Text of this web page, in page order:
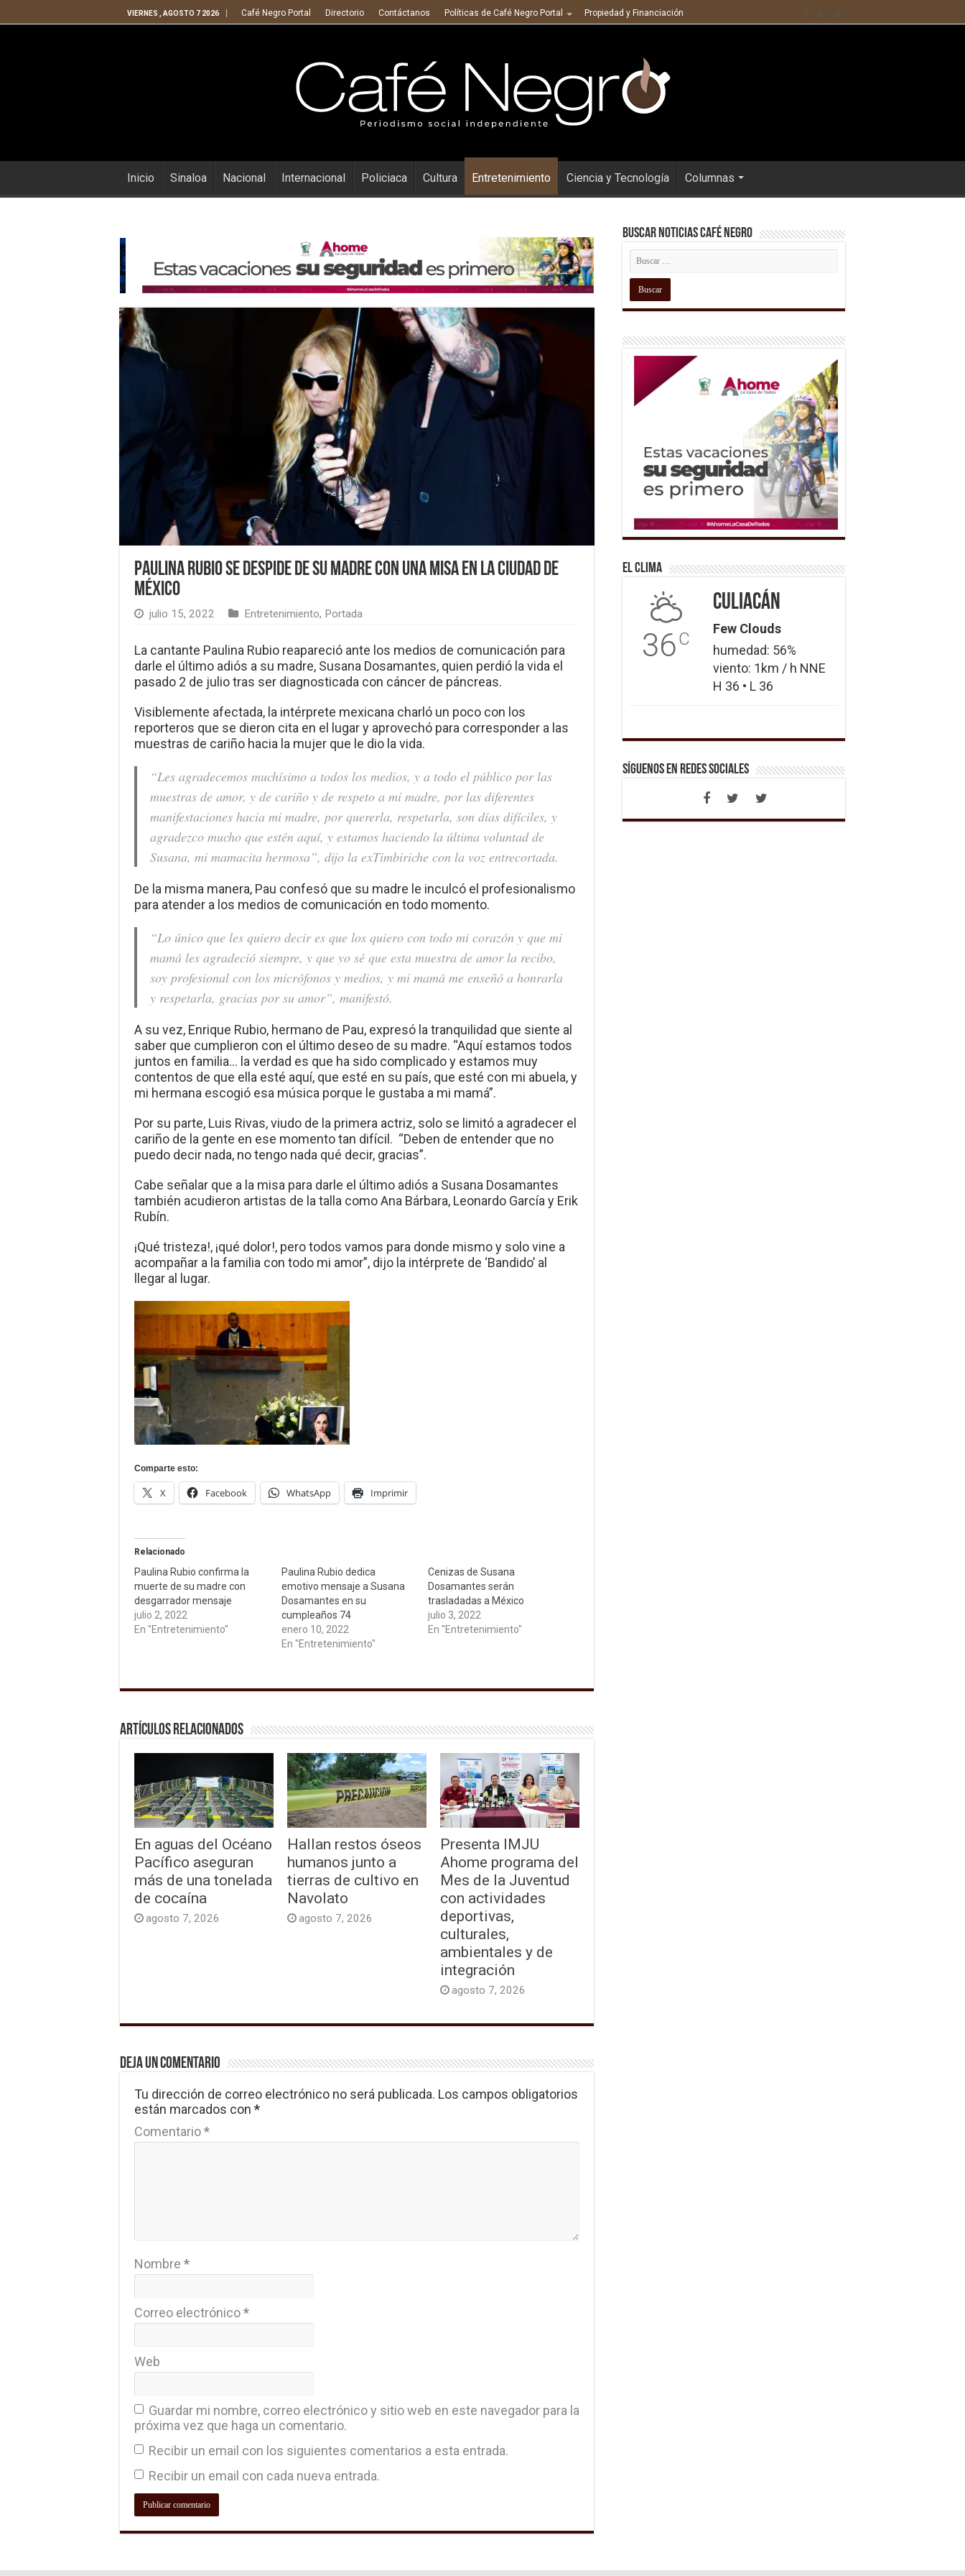
VIERNES , AGOSTO 7 2026 Café Negro Portal Directorio Contáctanos Políticas de Café Negro Portal Propiedad y Financiación
Inicio Sinaloa Nacional Internacional Policiaca Cultura Entretenimiento Ciencia y Tecnología Columnas
Paulina Rubio se despide de su madre con una misa en la Ciudad de
México
julio 15, 2022 Entretenimiento, Portada
La cantante Paulina Rubio reapareció ante los medios de comunicación para
darle el último adiós a su madre, Susana Dosamantes, quien perdió la vida el
pasado 2 de julio tras ser diagnosticada con cáncer de páncreas.
Visiblemente afectada, la intérprete mexicana charló un poco con los
reporteros que se dieron cita en el lugar y aprovechó para corresponder a las
muestras de cariño hacia la mujer que le dio la vida.
“Les agradecemos muchísimo a todos los medios, y a todo el público por las
muestras de amor, y de cariño y de respeto a mi madre, por las diferentes
manifestaciones hacia mi madre, por quererla, respetarla, son días difíciles, y
agradezco mucho que estén aquí, y estamos haciendo la última voluntad de
Susana, mi mamacita hermosa”, dijo la exTimbiriche con la voz entrecortada.
De la misma manera, Pau confesó que su madre le inculcó el profesionalismo
para atender a los medios de comunicación en todo momento.
“Lo único que les quiero decir es que los quiero con todo mi corazón y que mi
mamá les agradeció siempre, y que yo sé que esta muestra de amor la recibo,
soy profesional con los micrófonos y medios, y mi mamá me enseñó a honrarla
y respetarla, gracias por su amor”, manifestó.
A su vez, Enrique Rubio, hermano de Pau, expresó la tranquilidad que siente al
saber que cumplieron con el último deseo de su madre. “Aquí estamos todos
juntos en familia… la verdad es que ha sido complicado y estamos muy
contentos de que ella esté aquí, que esté en su país, que esté con mi abuela, y
mi hermana escogió esa música porque le gustaba a mi mamá”.
Por su parte, Luis Rivas, viudo de la primera actriz, solo se limitó a agradecer el
cariño de la gente en ese momento tan difícil. “Deben de entender que no
puedo decir nada, no tengo nada qué decir, gracias”.
Cabe señalar que a la misa para darle el último adiós a Susana Dosamantes
también acudieron artistas de la talla como Ana Bárbara, Leonardo García y Erik
Rubín.
¡Qué tristeza!, ¡qué dolor!, pero todos vamos para donde mismo y solo vine a
acompañar a la familia con todo mi amor”, dijo la intérprete de ‘Bandido’ al
llegar al lugar.
Comparte esto:
X Facebook WhatsApp Imprimir
Relacionado
Paulina Rubio confirma la
muerte de su madre con
desgarrador mensaje
julio 2, 2022
En "Entretenimiento"
Paulina Rubio dedica
emotivo mensaje a Susana
Dosamantes en su
cumpleaños 74
enero 10, 2022
En "Entretenimiento"
Cenizas de Susana
Dosamantes serán
trasladadas a México
julio 3, 2022
En "Entretenimiento"
Artículos relacionados
En aguas del Océano
Pacífico aseguran
más de una tonelada
de cocaína
agosto 7, 2026
Hallan restos óseos
humanos junto a
tierras de cultivo en
Navolato
agosto 7, 2026
Presenta IMJU
Ahome programa del
Mes de la Juventud
con actividades
deportivas,
culturales,
ambientales y de
integración
agosto 7, 2026
Deja un comentario
Tu dirección de correo electrónico no será publicada. Los campos obligatorios
están marcados con *
Comentario*
Nombre *
Correo electrónico*
Web
Guardar mi nombre, correo electrónico y sitio web en este navegador para la
próxima vez que haga un comentario.
Recibir un email con los siguientes comentarios a esta entrada.
Recibir un email con cada nueva entrada.
Buscar Noticias Café Negro
El Clima
36C
Culiacán
Few Clouds
humedad: 56%
viento: 1km / h NNE
H 36 • L 36
Síguenos en Redes Sociales